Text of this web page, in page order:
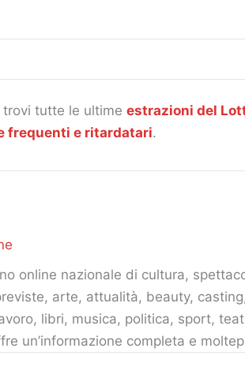
trovi tutte le ultime estrazioni del
frequenti e ritardatari.
online nazionale di cultura,
arte, attualità, beauty,
libri, musica, politica, sport,
un’informazione completa e